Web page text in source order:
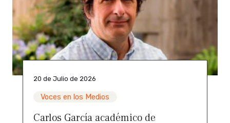
20 de Julio de 2026
Voces en los Medios
Carlos García académico de